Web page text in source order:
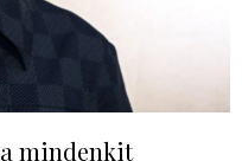
mindenkit